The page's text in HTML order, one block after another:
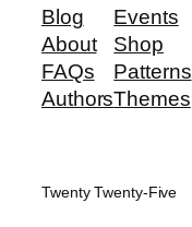
Blog
About
FAQs
Authors
Events
Shop
Patterns
Themes
Twenty Twenty-Five